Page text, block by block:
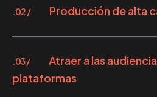
.02 / Producción de alta
.03 /
Atraer a las
plataformas